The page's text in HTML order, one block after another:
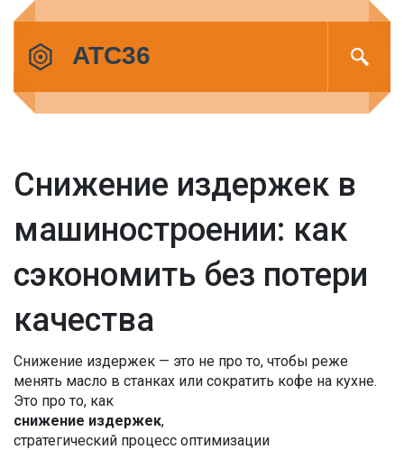
Снижение издержек в
машиностроении: как
сэкономить без потери
качества
Снижение издержек — это не про то, чтобы реже
менять масло в станках или сократить кофе на кухне.
Это про то, как
снижение издержек,
стратегический процесс оптимизации